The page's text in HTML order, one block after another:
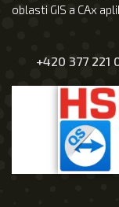
oblasti GIS a CAx
+420 377 221